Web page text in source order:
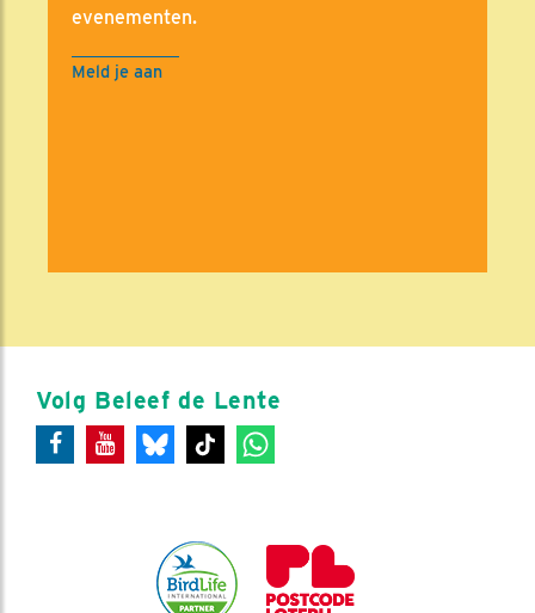
evenementen.
Meld je aan
Volg Beleef de Lente